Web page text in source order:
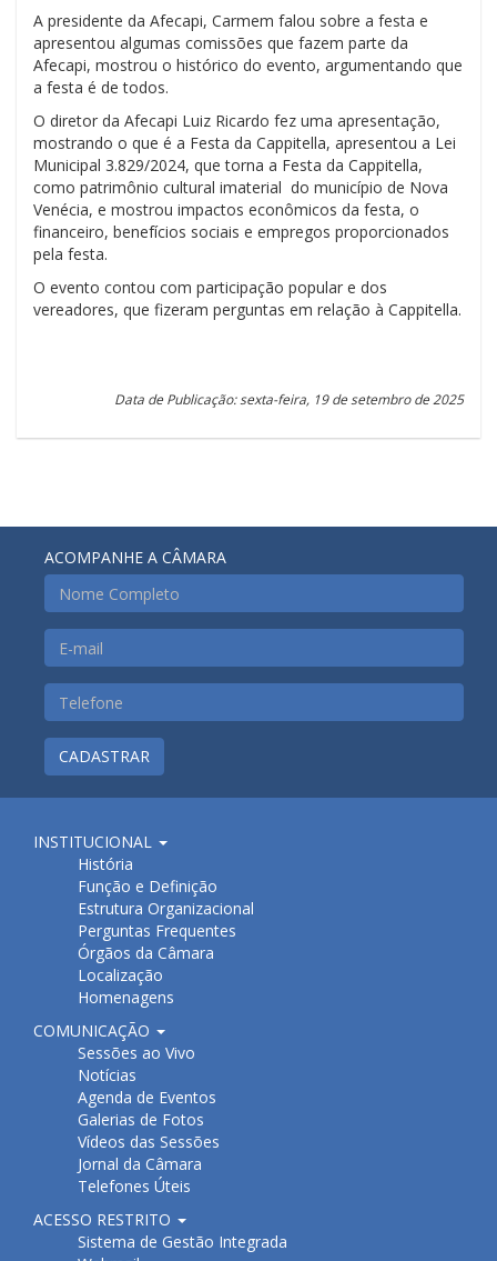
A presidente da Afecapi, Carmem falou sobre a festa e
apresentou algumas comissões que fazem parte da
Afecapi, mostrou o histórico do evento, argumentando que
a festa é de todos.
O diretor da Afecapi Luiz Ricardo fez uma apresentação,
mostrando o que é a Festa da Cappitella, apresentou a Lei
Municipal 3.829/2024, que torna a Festa da Cappitella,
como patrimônio cultural imaterial do município de Nova
Venécia, e mostrou impactos econômicos da festa, o
financeiro, benefícios sociais e empregos proporcionados
pela festa.
O evento contou com participação popular e dos
vereadores, que fizeram perguntas em relação à Cappitella.
Data de Publicação: sexta-feira, 19 de setembro de 2025
ACOMPANHE A CÂMARA
CADASTRAR
INSTITUCIONAL
História
Função e Definição
Estrutura Organizacional
Perguntas Frequentes
Órgãos da Câmara
Localização
Homenagens
COMUNICAÇÃO
Sessões ao Vivo
Notícias
Agenda de Eventos
Galerias de Fotos
Vídeos das Sessões
Jornal da Câmara
Telefones Úteis
ACESSO RESTRITO
Sistema de Gestão Integrada